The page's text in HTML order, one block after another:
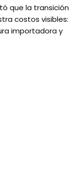
que la transición
costos visibles:
importadora y